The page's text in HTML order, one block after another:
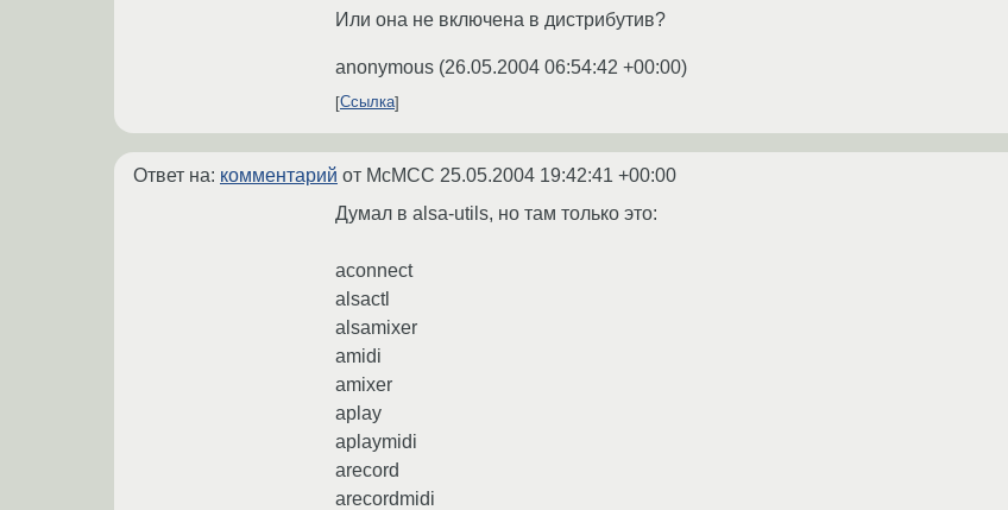
Или она не включена в дистрибутив?
anonymous (26.05.2004 06:54:42 +00:00)
Ссылка
Ответ на: комментарий от McMCC 25.05.2004 19:42:41 +00:00
Думал в alsa-utils, но там только это:
aconnect
alsactl
alsamixer
amidi
amixer
aplay
aplaymidi
arecord
arecordmidi